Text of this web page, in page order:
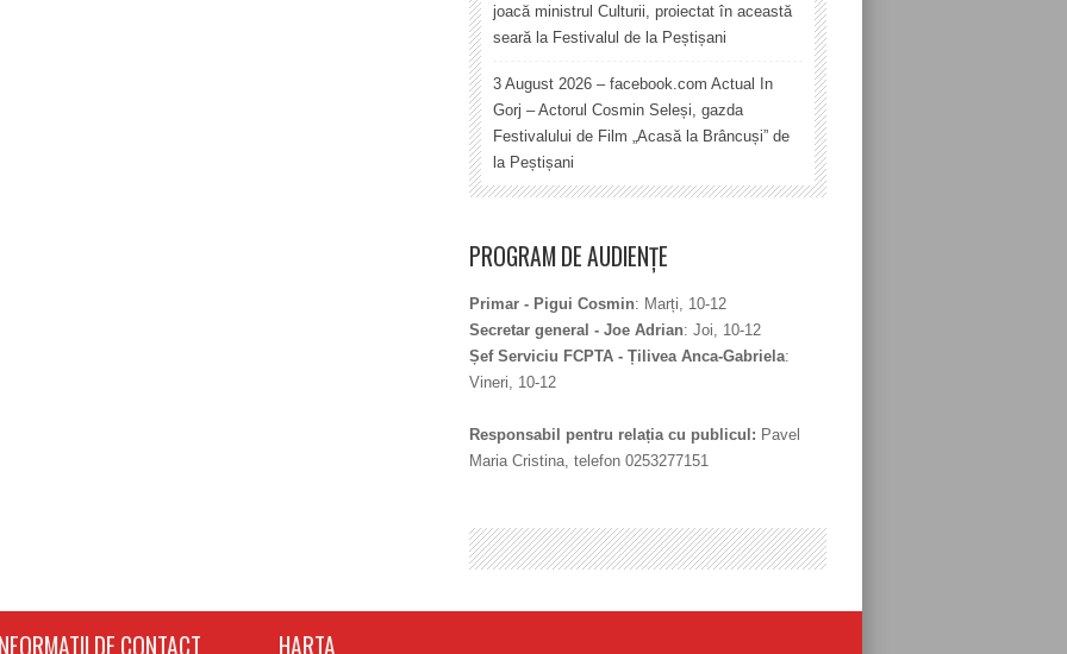
joacă ministrul Culturii, proiectat în această
seară la Festivalul de la Peștișani
3 August 2026 – facebook.com Actual In
Gorj – Actorul Cosmin Seleși, gazda
Festivalului de Film „Acasă la Brâncuși” de
la Peștișani
PROGRAM DE AUDIENȚE
Primar - Pigui Cosmin: Marți, 10-12
Secretar general - Joe Adrian: Joi, 10-12
Șef Serviciu FCPTA - Țilivea Anca-Gabriela:
Vineri, 10-12
Responsabil pentru relația cu publicul: Pavel
Maria Cristina, telefon 0253277151
DE CONTACT HARTA